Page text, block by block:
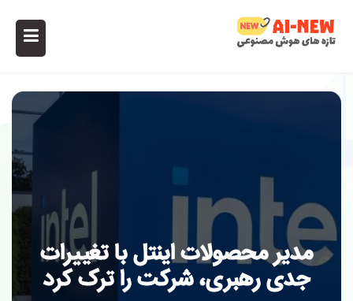
مدیر محصولات اینتل با تغییرات
جدی رهبری، شرکت را ترک کرد